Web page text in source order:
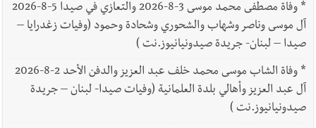
*
وفاة مصطفى محمد موسى 3-8-2026 والتعازي في صيدا 5-8-2026
آل موسى وناصر وشهاب والشحوري وشحادة وحمود (وفيات زغدرايا –
صيدا – لبنان- جريدة صيدونيانيوز.نت )
*
وفاة الشاب موسى محمد خلف عبد العزيز والدفن الأحد 2-8-2026
آل عبد العزيز وأهالي بلدة العلمانية (وفيات صيدا- لبنان – جريدة
صيدونيانيوز.نت )